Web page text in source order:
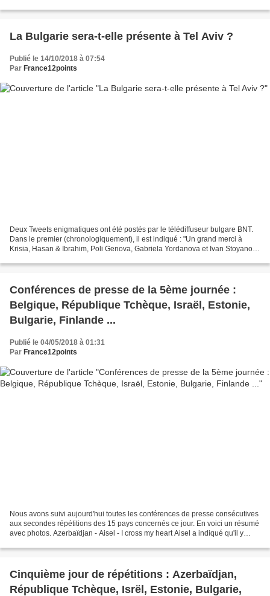
La Bulgarie sera-t-elle présente à Tel Aviv ?
Publié le 14/10/2018 à 07:54
Par France12points
Deux Tweets enigmatiques ont été postés par le télédiffuseur bulgare BNT.
Dans le premier (chronologiquement), il est indiqué : "Un grand merci à
Krisia, Hasan & Ibrahim, Poli Genova, Gabriela Yordanova et Ivan Stoyanov,
Conférences de presse de la 5ème journée :
Belgique, République Tchèque, Israël, Estonie,
Bulgarie, Finlande ...
Publié le 04/05/2018 à 01:31
Par France12points
Nous avons suivi aujourd'hui toutes les conférences de presse consécutives
aux secondes répétitions des 15 pays concernés ce jour. En voici un résumé
avec photos. Azerbaïdjan - Aisel - I cross my heart Aisel a indiqué qu'il y
Cinquième jour de répétitions : Azerbaïdjan,
République Tchèque, Isrël, Estonie, Bulgarie,